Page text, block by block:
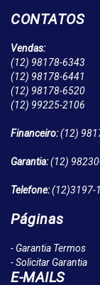
CONTATOS
Vendas:
(12) 98178-6343
(12) 98178-6441
(12) 98178-6520
(12) 99225-2106
Financeiro:(12)
Garantia:(12)
Telefone:(12)3197-
Páginas
- Garantia Termos
- Solicitar Garantia
E-MAILS